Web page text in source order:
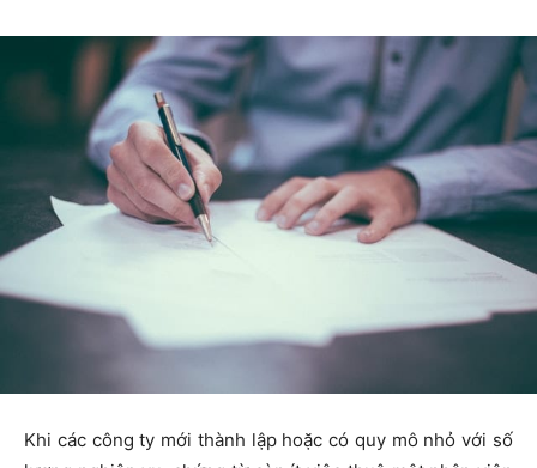
Khi các công ty mới thành lập hoặc có quy mô nhỏ với số